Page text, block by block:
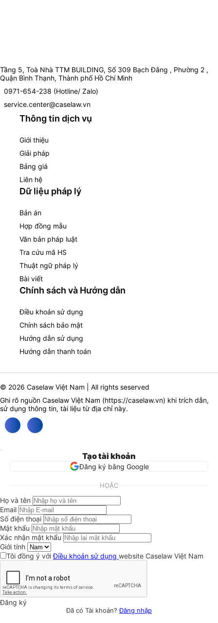
Tầng 5, Toà Nhà TTM BUILDING, Số 309 Bạch Đằng , Phường 2 ,
Quận Bình Thạnh, Thành phố Hồ Chí Minh
0971-654-238 (Hotline/ Zalo)
service.center@caselaw.vn
Thông tin dịch vụ
Giới thiệu
Giải pháp
Bảng giá
Liên hệ
Dữ liệu pháp lý
Bản án
Hợp đồng mẫu
Văn bản pháp luật
Tra cứu mã HS
Thuật ngữ pháp lý
Bài viết
Chính sách và Hướng dẫn
Điều khoản sử dụng
Chính sách bảo mật
Hướng dẫn sử dụng
Hướng dẫn thanh toán
© 2026 Caselaw Việt Nam | All rights seserved
Ghi rõ nguồn Caselaw Việt Nam (https://caselaw.vn) khi trích dẫn,
sử dụng thông tin, tài liệu từ địa chỉ này.
Tạo tài khoản
Đăng ký bằng Google
HOẶC
Họ và tên
Email
Số điện thoại
Mật khẩu
Xác nhận mật khẩu
Giới tính
Tôi đồng ý vớiĐiều khoản sử dụng website Caselaw Việt Nam
Đăng ký
Đã có Tài khoản?Đăng nhập